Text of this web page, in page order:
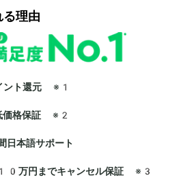
理由
ント還元 ※1
価格保証 ※2
本語サポート
万円までキャンセル保証 ※3